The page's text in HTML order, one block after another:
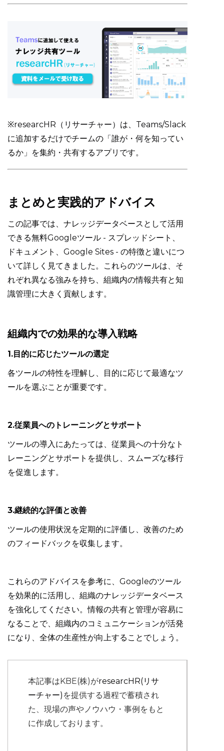
※researcHR（リサーチャー）は、Teams/Slack
に追加するだけでチームの「誰が・何を知ってい
るか」を集約・共有するアプリです。
まとめと実践的アドバイス
この記事では、ナレッジデータベースとして活用
できる無料Googleツール - スプレッドシート、
ドキュメント、Google Sites - の特徴と違いにつ
いて詳しく見てきました。これらのツールは、そ
れぞれ異なる強みを持ち、組織内の情報共有と知
識管理に大きく貢献します。
組織内での効果的な導入戦略
1.目的に応じたツールの選定
各ツールの特性を理解し、目的に応じて最適なツ
ールを選ぶことが重要です。
2.従業員へのトレーニングとサポート
ツールの導入にあたっては、従業員への十分なト
レーニングとサポートを提供し、スムーズな移行
を促進します。
3.継続的な評価と改善
ツールの使用状況を定期的に評価し、改善のため
のフィードバックを収集します。
これらのアドバイスを参考に、Googleのツール
を効果的に活用し、組織のナレッジデータベース
を強化してください。情報の共有と管理が容易に
なることで、組織内のコミュニケーションが活発
になり、全体の生産性が向上することでしょう。
本記事はKBE(株)がresearcHR(リサ
ーチャー) を提供する過程で蓄積され
た、現場の声やノウハウ・事例をもと
に作成しております。